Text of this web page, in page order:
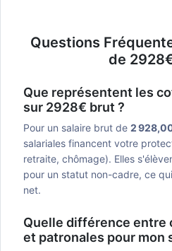
Questions
de
Que représentent les
sur 2928€ brut ?
Pour un salaire brut de 2
salariales financent votre
retraite, chômage). Elles
pour un statut non-cadre, ce
net.
Quelle différence entre
et patronales pour mon